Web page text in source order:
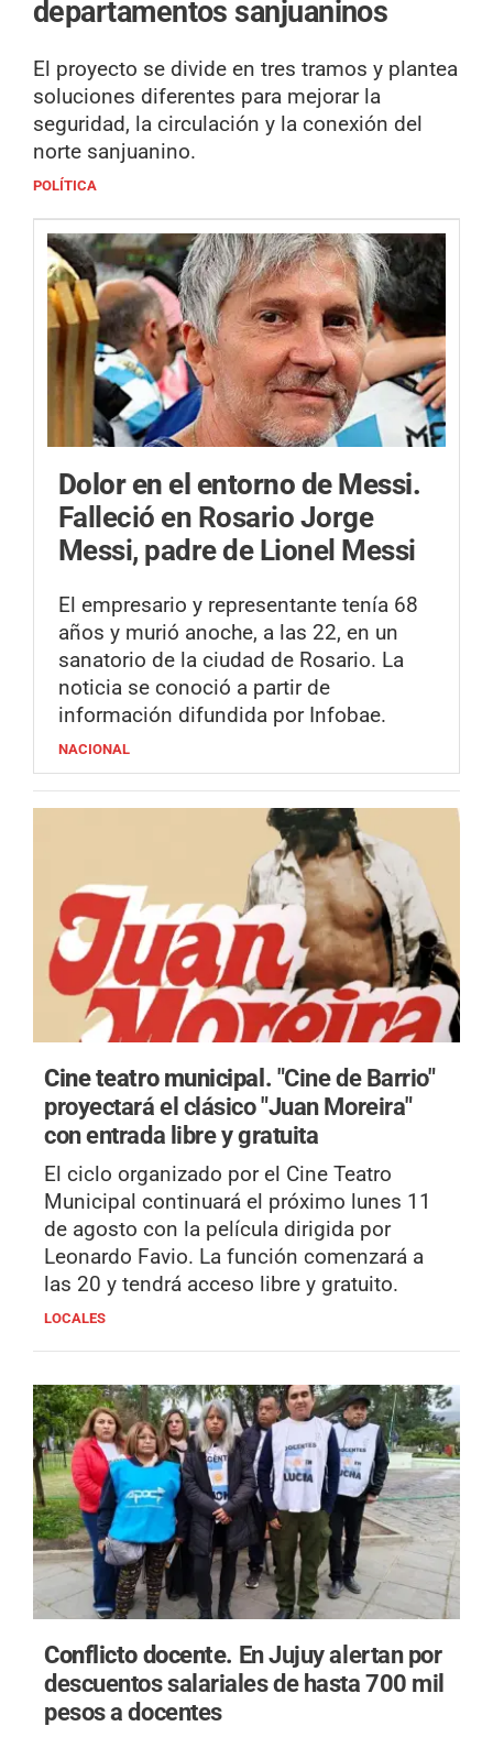
departamentos sanjuaninos
El proyecto se divide en tres tramos y plantea
soluciones diferentes para mejorar la
seguridad, la circulación y la conexión del
norte sanjuanino.
POLÍTICA
Dolor en el entorno de Messi.
Falleció en Rosario Jorge
Messi, padre de Lionel Messi
El empresario y representante tenía 68
años y murió anoche, a las 22, en un
sanatorio de la ciudad de Rosario. La
noticia se conoció a partir de
información difundida por Infobae.
NACIONAL
Cine teatro municipal. "Cine de Barrio"
proyectará el clásico "Juan Moreira"
con entrada libre y gratuita
El ciclo organizado por el Cine Teatro
Municipal continuará el próximo lunes 11
de agosto con la película dirigida por
Leonardo Favio. La función comenzará a
las 20 y tendrá acceso libre y gratuito.
LOCALES
Conflicto docente. En Jujuy alertan por
descuentos salariales de hasta 700 mil
pesos a docentes